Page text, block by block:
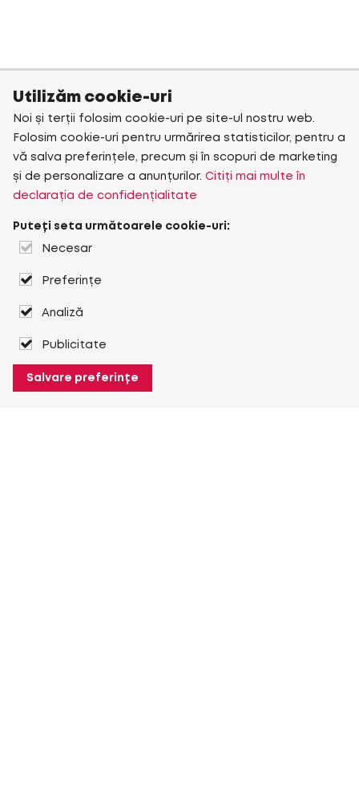
Utilizăm cookie-uri
Noi și terții folosim cookie-uri pe site-ul nostru web.
Folosim cookie-uri pentru urmărirea statisticilor, pentru a
vă salva preferințele, precum și în scopuri de marketing
și de personalizare a anunțurilor. Citiți mai multe în
declarația de confidențialitate
Puteți seta următoarele cookie-uri:
Necesar
Preferințe
Analiză
Publicitate
Salvare preferințe